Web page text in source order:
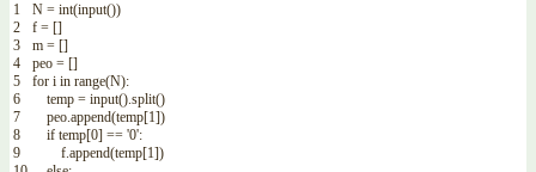
1
2
3
4
5
6
7
8
9
N = int(input())
f = []
m = []
peo = []
for i in range(N):
temp = input().split()
peo.append(temp[1])
if temp[0] == '0':
f.append(temp[1])